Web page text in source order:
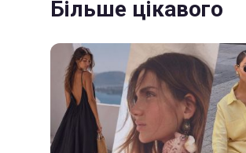
Більше цікавого